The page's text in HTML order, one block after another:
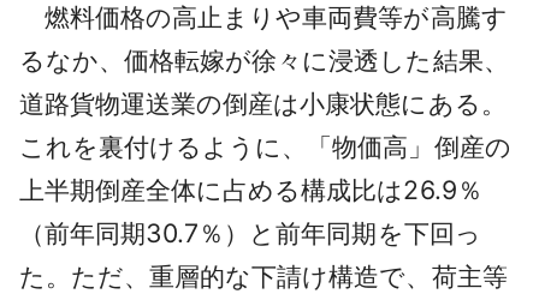
燃料価格の高止まりや車両費等が高騰す
るなか、価格転嫁が徐々に浸透した結果、
道路貨物運送業の倒産は小康状態にある。
これを裏付けるように、「物価高」倒産の
上半期倒産全体に占める構成比は26.9％
（前年同期30.7％）と前年同期を下回っ
た。ただ、重層的な下請け構造で、荷主等